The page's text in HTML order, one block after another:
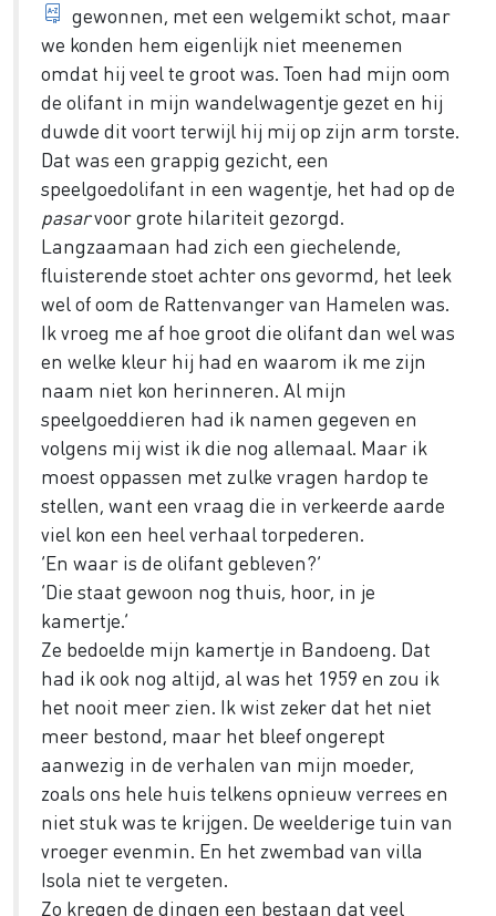
de grote pasar op het Koningsplein te Batavia
gewonnen, met een welgemikt schot, maar
we konden hem eigenlijk niet meenemen
omdat hij veel te groot was. Toen had mijn oom
de olifant in mijn wandelwagentje gezet en hij
duwde dit voort terwijl hij mij op zijn arm torste.
Dat was een grappig gezicht, een
speelgoedolifant in een wagentje, het had op de
pasarvoor grote hilariteit gezorgd.
Langzaamaan had zich een giechelende,
fluisterende stoet achter ons gevormd, het leek
wel of oom de Rattenvanger van Hamelen was.
Ik vroeg me af hoe groot die olifant dan wel was
en welke kleur hij had en waarom ik me zijn
naam niet kon herinneren. Al mijn
speelgoeddieren had ik namen gegeven en
volgens mij wist ik die nog allemaal. Maar ik
moest oppassen met zulke vragen hardop te
stellen, want een vraag die in verkeerde aarde
viel kon een heel verhaal torpederen.
‘En waar is de olifant gebleven?’
‘Die staat gewoon nog thuis, hoor, in je
kamertje.’
Ze bedoelde mijn kamertje in Bandoeng. Dat
had ik ook nog altijd, al was het 1959 en zou ik
het nooit meer zien. Ik wist zeker dat het niet
meer bestond, maar het bleef ongerept
aanwezig in de verhalen van mijn moeder,
zoals ons hele huis telkens opnieuw verrees en
niet stuk was te krijgen. De weelderige tuin van
vroeger evenmin. En het zwembad van villa
Isola niet te vergeten.
Zo kregen de dingen een bestaan dat veel